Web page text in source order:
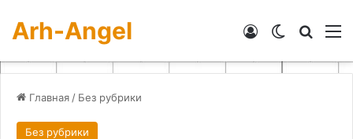
Arh-Angel Switch skin
Войти
Главная / Без рубрики
Без рубрики